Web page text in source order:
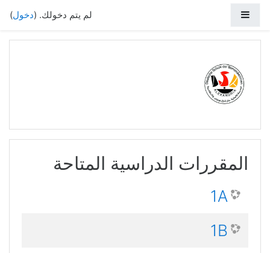
لم يتم دخولك. (دخول)
المقررات الدراسية المتاحة
1A
1B